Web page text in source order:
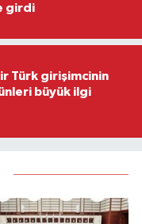
girdi
Türk girişimcinin
büyük ilgi